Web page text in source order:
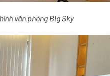
văn phòng Big Sky